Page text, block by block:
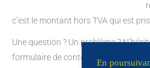
c’est le montant hors TVA qui est
Une question ? Un problème ?
formulaire de contact :
En